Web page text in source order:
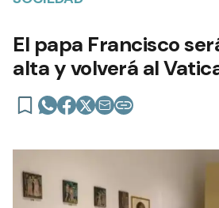
El papa Francisco
alta y volverá al